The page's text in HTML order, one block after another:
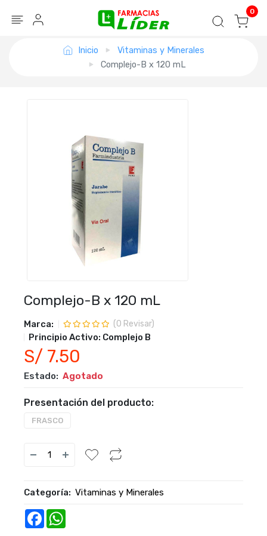
Seguir mi pedido 0
Inicio
Vitaminas y Minerales
Complejo-B x 120 mL
Complejo-B x 120 mL
Marca: (0 Revisar)
Principio Activo: Complejo B
S/ 7.50
Estado: Agotado
Presentación del producto:
FRASCO
Categoría: Vitaminas y Minerales
Facebook